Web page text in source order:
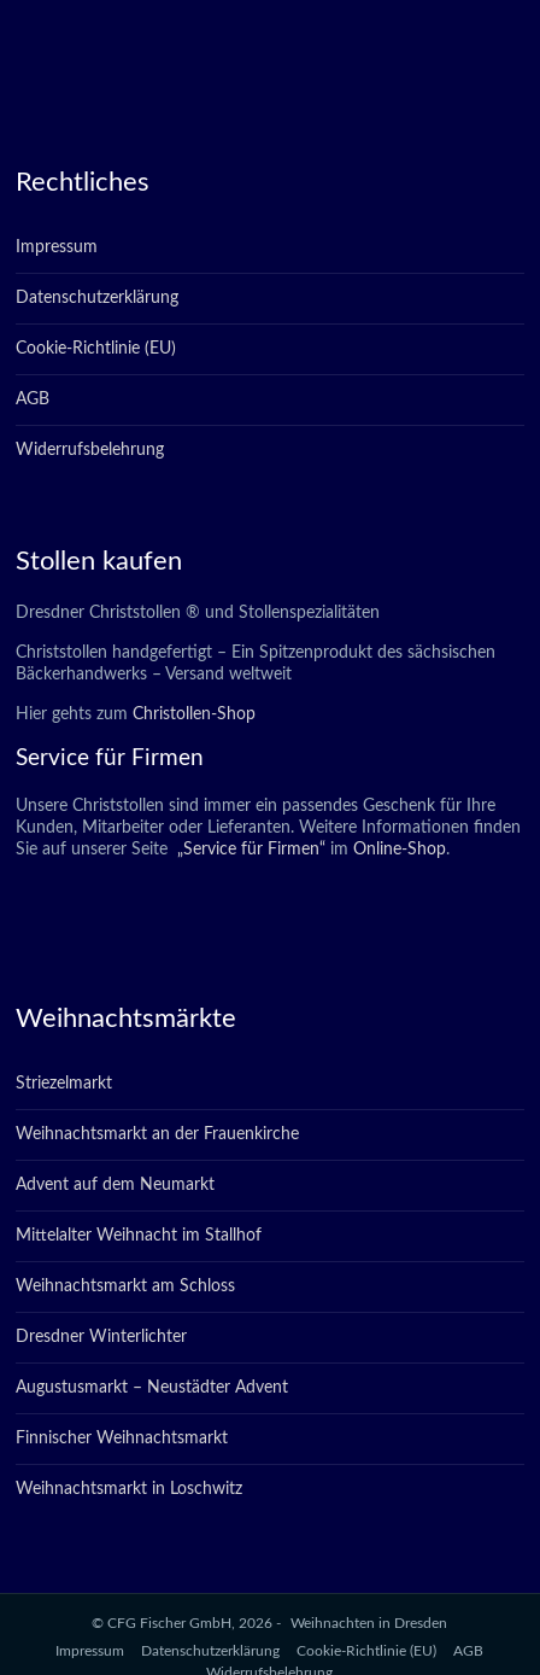
Rechtliches
Impressum
Datenschutzerklärung
Cookie-Richtlinie (EU)
AGB
Widerrufsbelehrung
Stollen kaufen
Dresdner Christstollen ® und Stollenspezialitäten
Christstollen handgefertigt – Ein Spitzenprodukt des sächsischen
Bäckerhandwerks – Versand weltweit
Hier gehts zumChristollen-Shop
Service für Firmen
Unsere Christstollen sind immer ein passendes Geschenk für Ihre
Kunden, Mitarbeiter oder Lieferanten. Weitere Informationen finden
Sie auf unserer Seite
„Service für Firmen“ im Online-Shop.
Weihnachtsmärkte
Striezelmarkt
Weihnachtsmarkt an der Frauenkirche
Advent auf dem Neumarkt
Mittelalter Weihnacht im Stallhof
Weihnachtsmarkt am Schloss
Dresdner Winterlichter
Augustusmarkt – Neustädter Advent
Finnischer Weihnachtsmarkt
Weihnachtsmarkt in Loschwitz
© CFG Fischer GmbH, 2026 -
Weihnachten in Dresden
Impressum
Datenschutzerklärung Cookie-Richtlinie (EU)
AGB